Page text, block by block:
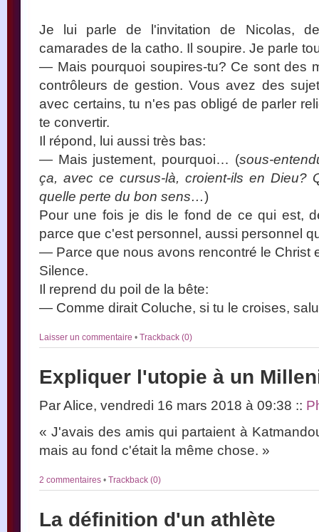
Je lui parle de l'invitation de Nicolas,
camarades de la catho. Il soupire. Je parle
— Mais pourquoi soupires-tu? Ce sont des
contrôleurs de gestion. Vous avez des
avec certains, tu n'es pas obligé de parler
te convertir.
Il répond, lui aussi très bas:
— Mais justement, pourquoi… (sous-
ça, avec ce cursus-là, croient-ils en Dieu?
quelle perte du bon sens…)
Pour une fois je dis le fond de ce qui est,
parce que c'est personnel, aussi personnel
— Parce que nous avons rencontré le Christ
Silence.
Il reprend du poil de la bête:
— Comme dirait Coluche, si tu le croises,
Laisser un commentaire • Trackback (0)
Expliquer l'utopie à un
Par Alice, vendredi 16 mars 2018 à 09:38 ::
« J'avais des amis qui partaient à
mais au fond c'était la même chose. »
2 commentaires • Trackback (0)
La définition d'un athlète